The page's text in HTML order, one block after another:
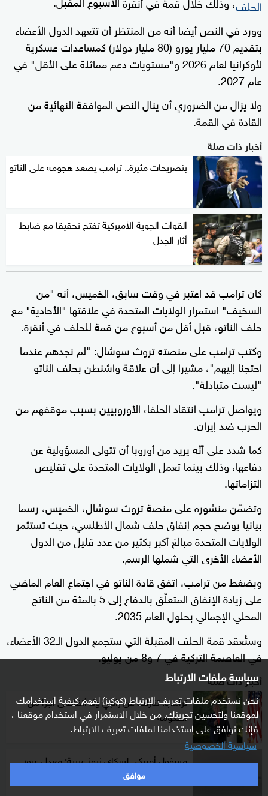
سياسة ملفات الارتباط
نحن نستخدم ملفات تعريف الارتباط (كوكيز) لفهم كيفية استخدامك
لموقعنا ولتحسين تجربتك. من خلال الاستمرار في استخدام موقعنا ،
فإنك توافق على استخدامنا لملفات تعريف الارتباط.
سياسية الخصوصية
موافق
الحلف
وورد في النص أيضا أنه من ⁠المنتظر ‌أن تتعهد الدول ⁠الأعضاء
بتقديم 70 مليار يورو (80 ⁠مليار دولار) كمساعدات عسكرية ​
لأوكرانيا ⁠لعام 2026 و"مستويات ​دعم مماثلة على الأقل" في ​
عام 2027.
ولا يزال من الضروري أن ينال النص الموافقة النهائية ​من
‌القادة في القمة.
أخبار ذات صلة
بتصريحات مثيرة.. ترامب يصعد هجومه على الناتو
القوات الجوية الأميركية تفتح تحقيقا مع ضابط
أثار الجدل
كان ترامب قد اعتبر في وقت سابق، الخميس، أنه "من
السخيف" استمرار الولايات المتحدة في علاقتها "الأحادية" مع
حلف الناتو، قبل أقل من أسبوع من قمة للحلف في أنقرة.
وكتب ترامب على منصته تروث سوشال: "لم نجدهم عندما
احتجنا إليهم"، مشيرا إلى أن علاقة واشنطن بحلف الناتو
"ليست متبادلة".
ويواصل ترامب انتقاد الحلفاء الأوروبيين بسبب موقفهم من
الحرب ضد إيران.
كما شدد على أنّه يريد من أوروبا أن تتولى المسؤولية عن
دفاعها، وذلك بينما تعمل الولايات المتحدة على تقليص
التزاماتها.
وتضمّن منشوره على منصة تروث سوشال، الخميس، رسما
بيانيا يوضح حجم إنفاق حلف شمال الأطلسي، حيث تستثمر
الولايات المتحدة مبالغ أكبر بكثير من عدد قليل من الدول
الأعضاء الأخرى التي شملها الرسم.
وبضغط من ترامب، اتفق قادة الناتو في اجتماع العام الماضي
على زيادة الإنفاق المتعلّق بالدفاع إلى 5 بالمئة من الناتج
المحلي الإجمالي بحلول العام 2035.
وستُعقد قمة الحلف المقبلة التي ستجمع الدول الـ32 الأعضاء،
في العاصمة التركية في 7 و8 من يوليو.
أخبار ذات صلة
ترامب: تنازلت عن راتبي ولا أتقاضى أجرا من
الحكومة
مسؤول أميركي لسكاي نيوز عربية: معدل عبور
السفن في هرمز مرتفع